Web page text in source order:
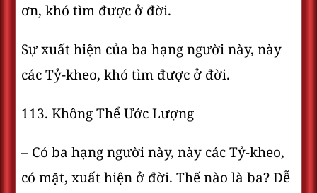
ơn, khó tìm được ở đời.
Sự xuất hiện của ba hạng người này, này
các Tỷ-kheo, khó tìm được ở đời.
113. Không Thể Ước Lượng
– Có ba hạng người này, này các Tỷ-kheo,
có mặt, xuất hiện ở đời. Thế nào là ba? Dễ